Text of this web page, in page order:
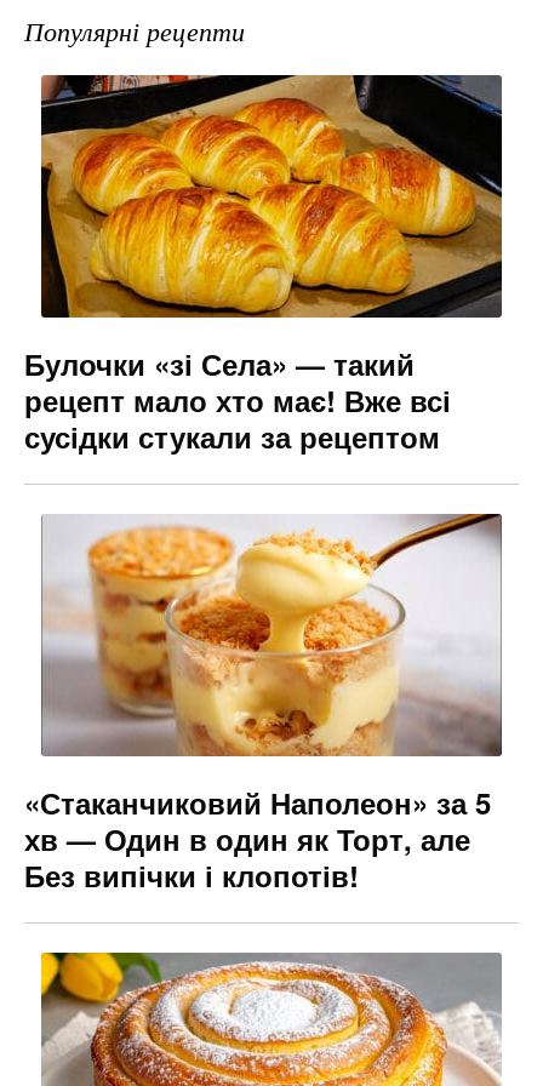
e
b
o
o
k
gr
a
m
e
n
g
er
Популярні рецепти
Булочки «зі Села» — такий
рецепт мало хто має! Вже всі
сусідки стукали за рецептом
«Стаканчиковий Наполеон» за 5
хв — Один в один як Торт, але
Без випічки і клопотів!